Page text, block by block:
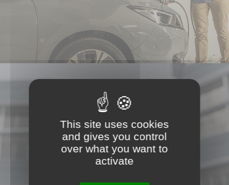
Professionnels
This site uses cookies
and gives you control
over what you want to
activate